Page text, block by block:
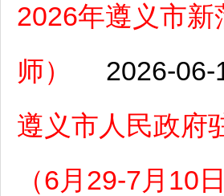
2026年遵义市
师）
2026-06-
遵义市人民政府
（6月29-7月10